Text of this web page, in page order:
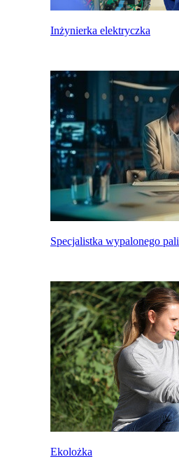
Inżynierka elektryczka
Specjalistka wypalonego
Ekolożka